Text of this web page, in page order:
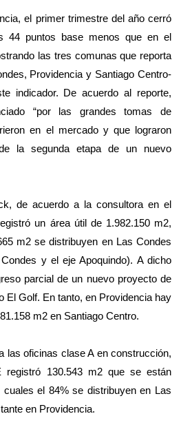
el primer trimestre del año cerró
44 puntos base menos que en el
las tres comunas que reporta
Providencia y Santiago Centro-
indicador. De acuerdo al reporte,
“por las grandes tomas de
en el mercado y que lograron
la segunda etapa de un nuevo
de acuerdo a la consultora en el
un área útil de 1.982.150 m2,
m2 se distribuyen en Las Condes
y el eje Apoquindo). A dicho
parcial de un nuevo proyecto de
El Golf. En tanto, en Providencia hay
m2 en Santiago Centro.
las oficinas clase A en construcción,
registró 130.543 m2 que se están
el 84% se distribuyen en Las
en Providencia.